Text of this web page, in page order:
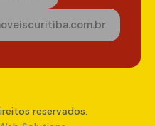
Área
Kitnetereservados.